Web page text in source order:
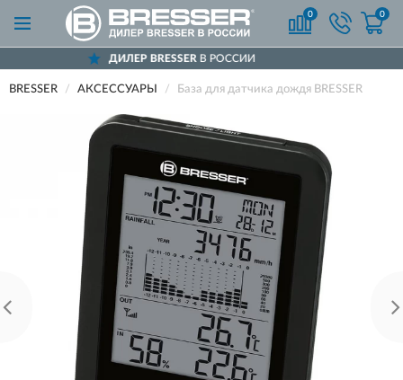
0 0
ДИЛЕР BRESSER В РОССИИ
BRESSER АКСЕССУАРЫ База для датчика дождя BRESSER